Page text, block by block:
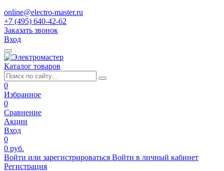
online@electro-master.ru
+7 (495) 640-42-62
Заказать звонок
Вход
Каталог товаров
0
Избранное
0
Сравнение
Акции
Вход
0
0 руб.
Войти или зарегистрироваться Войти в личный кабинет
Регистрация